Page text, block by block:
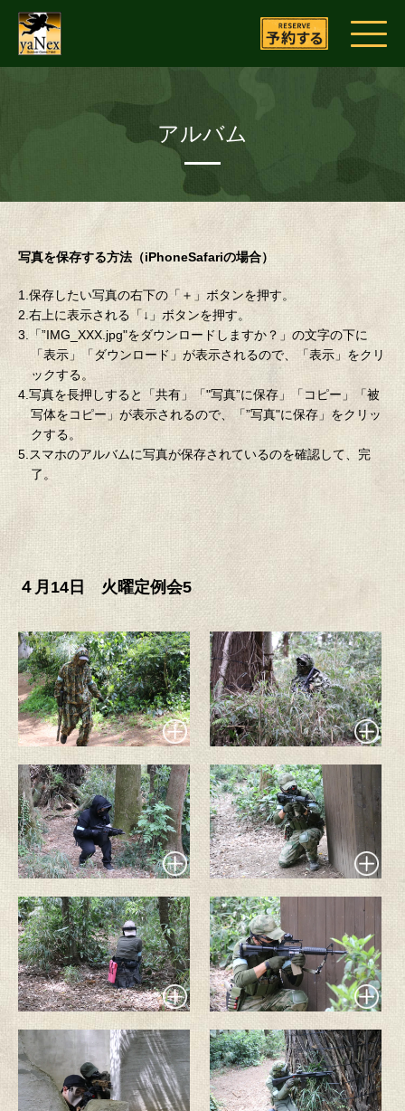
アルバム
写真を保存する方法（iPhoneSafariの場合）
1.保存したい写真の右下の「＋」ボタンを押す。
2.右上に表示される「↓」ボタンを押す。
3.「”IMG_XXX.jpg"をダウンロードしますか？」の文字の下に
「表示」「ダウンロード」が表示されるので、「表示」をクリ
ックする。
4.写真を長押しすると「共有」「"写真”に保存」「コピー」「被
写体をコピー」が表示されるので、「”写真"に保存」をクリッ
クする。
5.スマホのアルバムに写真が保存されているのを確認して、完
了。
４月14日 火曜定例会5